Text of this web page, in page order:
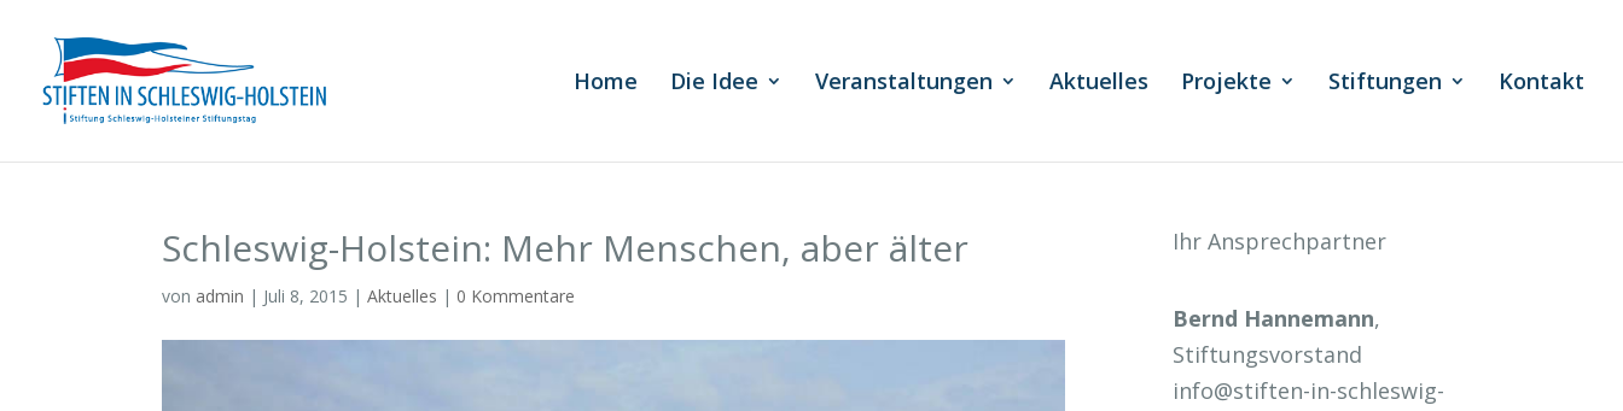
Home Die Idee Veranstaltungen Aktuelles Projekte Stiftungen Kontakt
Schleswig-Holstein: Mehr Menschen, aber älter
von admin | Juli 8, 2015 |Aktuelles | 0 Kommentare
Ihr Ansprechpartner
Bernd Hannemann,
Stiftungsvorstand
info@stiften-in-schleswig-